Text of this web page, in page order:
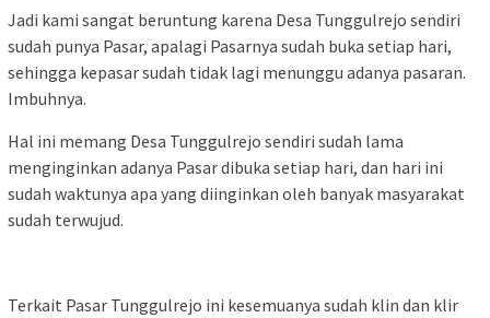
Jadi kami sangat beruntung karena Desa Tunggulrejo sendiri
sudah punya Pasar, apalagi Pasarnya sudah buka setiap hari,
sehingga kepasar sudah tidak lagi menunggu adanya pasaran.
Imbuhnya.
Hal ini memang Desa Tunggulrejo sendiri sudah lama
menginginkan adanya Pasar dibuka setiap hari, dan hari ini
sudah waktunya apa yang diinginkan oleh banyak masyarakat
sudah terwujud.
Terkait Pasar Tunggulrejo ini kesemuanya sudah klin dan klir